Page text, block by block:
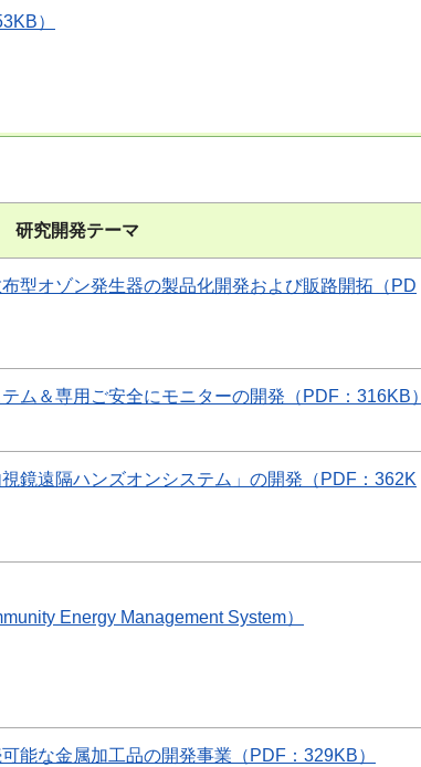
）
研究開発テーマ
型オゾン発生器の製品化開発および販路開拓（PD
ム＆専用ご安全にモニターの開発（PDF：316KB）
鏡遠隔ハンズオンシステム」の開発（PDF：362K
Energy Management System）
能な金属加工品の開発事業（PDF：329KB）